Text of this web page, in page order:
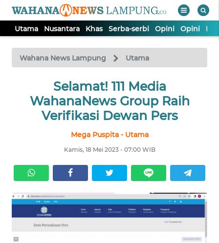
Utama Nusantara Khas Serba-serbi Opini Opini
Wahana News Lampung Utama
Selamat! 111 Media
WahanaNews Group Raih
Verifikasi Dewan Pers
Mega Puspita - Utama
Kamis, 18 Mei 2023 - 07:00 WIB
TV
Tutup
NUSANTARA
SERBA-
SERBI
OPINI